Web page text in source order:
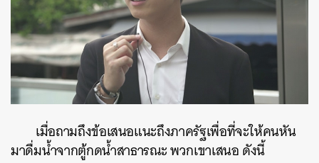
เมื่อถามถึงข้อเสนอแนะถึงภาครัฐเพื่อที่จะให้คนหัน
มาดื่มน้ำจากตู้กดน้ำสาธารณะ พวกเขาเสนอ ดังนี้
ค้นหา